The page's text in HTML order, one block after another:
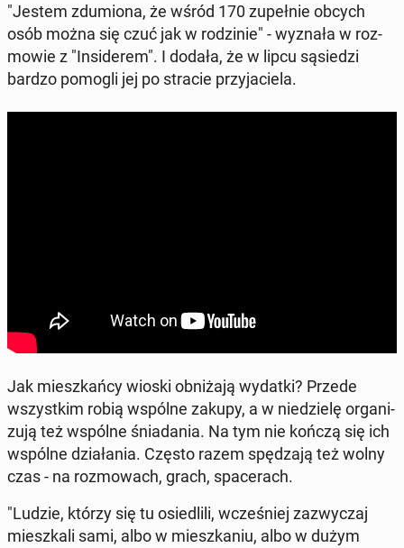
"Jestem zdu­mio­na, że wśród 170 zu­peł­nie obcych
osób można się czuć jak w ro­dzi­nie" - wyznała w roz­
mo­wie z "In­si­de­rem". I dodała, że w lipcu są­sie­dzi
bardzo pomogli jej po stracie przy­ja­cie­la.
Jak miesz­kań­cy wioski ob­ni­ża­ją wydatki? Przede
wszyst­kim robią wspólne zakupy, a w nie­dzie­lę or­ga­ni­
zu­ją też wspólne śnia­da­nia. Na tym nie kończą się ich
wspólne dzia­ła­nia. Często razem spę­dza­ją też wolny
czas - na roz­mo­wach, grach, spa­ce­rach.
"Ludzie, którzy się tu osie­dli­li, wcze­śniej za­zwy­czaj
miesz­ka­li sami, albo w miesz­ka­niu, albo w dużym